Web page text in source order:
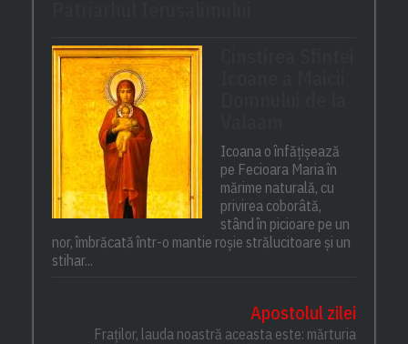
Icoana o înfățișează
pe Fecioara Maria în
mărime naturală, cu
privirea coborâtă,
stând în picioare pe un
nor, îmbrăcată într-o mantie roșie strălucitoare și un
stihar...
Apostolul zilei
Fraților, lauda noastră aceasta este: mărturia